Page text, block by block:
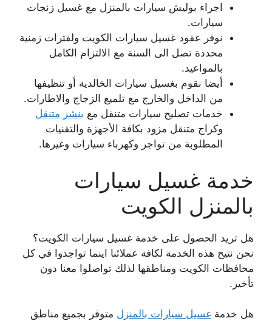
اجراء بوليش سيارات بالمنزل مع غسيل زنجات
سيارات.
نوفر عقود غسيل سيارات الكويت ولفترات زمنية
محددة تصل الى السنة مع الالتزام الكامل
بالمواعيد.
أيضا نقوم بغسيل سيارات الخالدية أو تنظيفها
من الداخل والخارج مع تلميع الزجاج والاطارات.
خدمات تصليح سيارات متنقل مع بنشر متنقل
وكراج متنقل مزود بكافة الأجهزة والتقنيات
المطلوبة من تواجر وكهرباء سيارات وغيرها.
خدمة غسيل سيارات
بالمنزل الكويت
هل تريد الحصول على خدمة غسيل سيارات الكويت؟
نحن نتيح هذه الخدمة لكافة عملائنا اينما تواجدوا في كل
محافظات الكويت ومناطقها لذلك تواصلوا معنا دون
تأخير.
هل خدمة غسيل سيارات بالمنزل متوفر بجميع مناطق